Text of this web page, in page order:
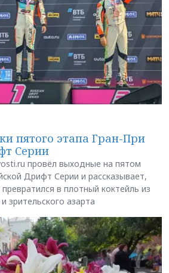
пятого этапа Гран-При
Серии
провёл выходные на пятом
Дрифт Серии и рассказывает,
в плотный коктейль из
азарта